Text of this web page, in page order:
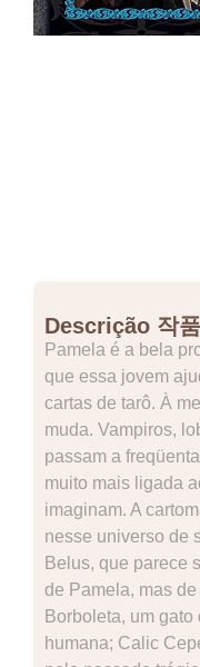
Descrição 작
Pamela é a bela
que essa jovem
cartas de tarô. À
muda. Vampiros,
passam a
muito mais ligada
imaginam. A
nesse universo de
Belus, que parece
de Pamela, mas
Borboleta, um
humana; Calic